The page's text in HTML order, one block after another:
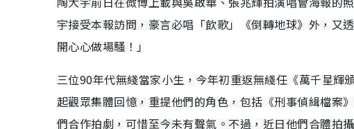
宇接受本報訪問，豪言必唱「飲歌」《倒轉地球》外，又
開心心做場騷！」
三位90年代無綫當家小生，今年初重返無綫任《萬千星
起觀眾集體回憶，重提他們的角色，包括《刑事偵緝檔案
們合作拍劇，可惜至今未有聲氣。不過，近日他們合體拍